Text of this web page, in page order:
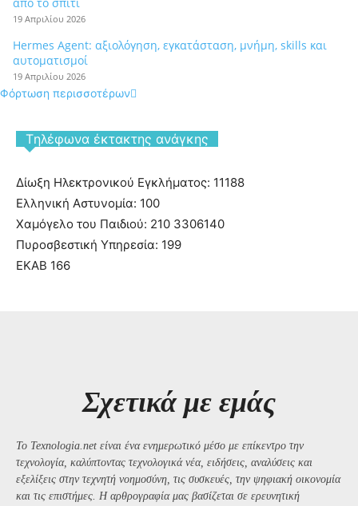
19 Απριλίου 2026
Hermes Agent: αξιολόγηση, εγκατάσταση, μνήμη, skills και
αυτοματισμοί
19 Απριλίου 2026
Φόρτωση περισσοτέρων
Tηλέφωνα έκτακτης ανάγκης
Δίωξη Ηλεκτρονικού Εγκλήματος: 11188
Ελληνική Αστυνομία: 100
Χαμόγελο του Παιδιού: 210 3306140
Πυροσβεστική Υπηρεσία: 199
ΕΚΑΒ 166
Σχετικά με εμάς
Το Texnologia.net είναι ένα ενημερωτικό μέσο με επίκεντρο την
τεχνολογία, καλύπτοντας τεχνολογικά νέα, ειδήσεις, αναλύσεις και
εξελίξεις στην τεχνητή νοημοσύνη, τις συσκευές, την ψηφιακή οικονομία
και τις επιστήμες. Η αρθρογραφία μας βασίζεται σε ερευνητική